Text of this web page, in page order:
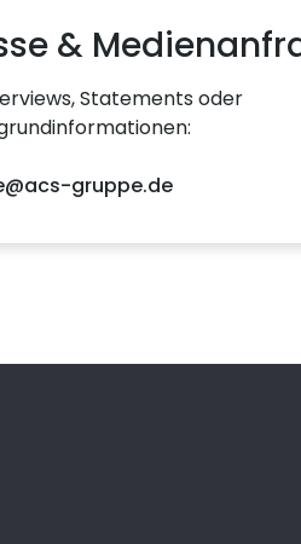
&
Statements oder
gruppe.de